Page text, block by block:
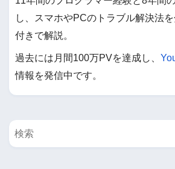
し、スマホやPCのトラブル解決法
付きで解説。
過去には月間100万PVを達成し、
情報を発信中です。